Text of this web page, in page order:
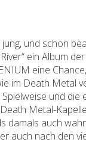
und schon
ein Album
eine
im Death Metal
und
Metal-
damals auch
auch nach den